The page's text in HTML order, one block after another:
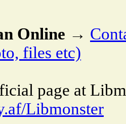
Online →
files etc)
page at
Libmonster